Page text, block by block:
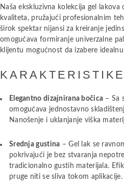
Naša ekskluzivna kolekcija gel
kvaliteta, pružajući profesionalnim
širok spektar nijansi za kreiranje
omogućava formiranje univerzalne
klijentu mogućnost da izabere
Elegantno dizajnirana bočica – Sa
omogućava jednostavno
Nanošenje i uklanjanje viška
Srednja gustina – Gel lak se
pokrivajući je bez stvaranja
tradicionalno gustih materijala.
pruge niti se sliva tokom aplikacije.